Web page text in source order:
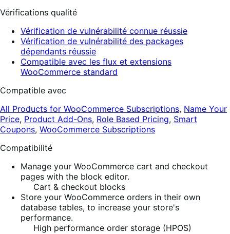
Vérifications qualité
Vérification de vulnérabilité connue réussie
Vérification de vulnérabilité des packages
dépendants réussie
Compatible avec les flux et extensions
WooCommerce standard
Compatible avec
All Products for WooCommerce Subscriptions, Name Your
Price, Product Add-Ons, Role Based Pricing, Smart
Coupons, WooCommerce Subscriptions
Compatibilité
Manage your WooCommerce cart and checkout
pages with the block editor.
Cart & checkout blocks
Store your WooCommerce orders in their own
database tables, to increase your store's
performance.
High performance order storage (HPOS)